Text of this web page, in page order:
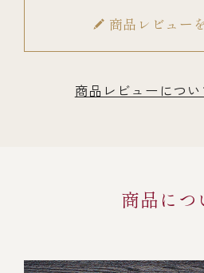
商品レビュー
商品レビューについ
商品につ